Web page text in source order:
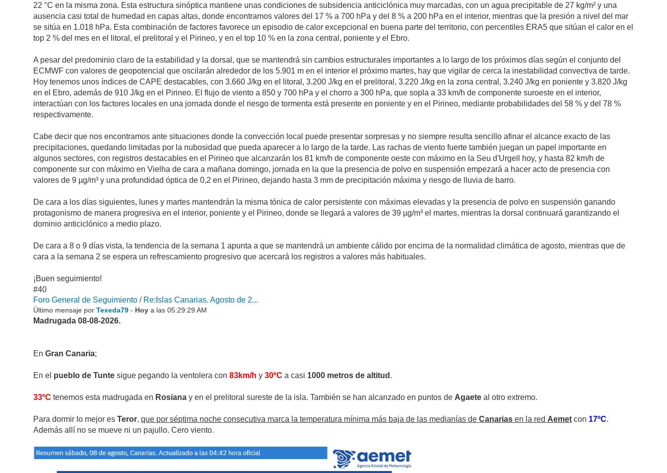
22 °C en la misma zona. Esta estructura sinóptica mantiene unas condiciones de subsidencia anticiclónica muy marcadas, con un agua precipitable de 27 kg/m² y una
ausencia casi total de humedad en capas altas, donde encontramos valores del 17 % a 700 hPa y del 8 % a 200 hPa en el interior, mientras que la presión a nivel del mar
se sitúa en 1.018 hPa. Esta combinación de factores favorece un episodio de calor excepcional en buena parte del territorio, con percentiles ERA5 que sitúan el calor en el
top 2 % del mes en el litoral, el prelitoral y el Pirineo, y en el top 10 % en la zona central, poniente y el Ebro.
A pesar del predominio claro de la estabilidad y la dorsal, que se mantendrá sin cambios estructurales importantes a lo largo de los próximos días según el conjunto del
ECMWF con valores de geopotencial que oscilarán alrededor de los 5.901 m en el interior el próximo martes, hay que vigilar de cerca la inestabilidad convectiva de tarde.
Hoy tenemos unos índices de CAPE destacables, con 3.660 J/kg en el litoral, 3.200 J/kg en el prelitoral, 3.220 J/kg en la zona central, 3.240 J/kg en poniente y 3.820 J/kg
en el Ebro, además de 910 J/kg en el Pirineo. El flujo de viento a 850 y 700 hPa y el chorro a 300 hPa, que sopla a 33 km/h de componente suroeste en el interior,
interactúan con los factores locales en una jornada donde el riesgo de tormenta está presente en poniente y en el Pirineo, mediante probabilidades del 58 % y del 78 %
respectivamente.
Cabe decir que nos encontramos ante situaciones donde la convección local puede presentar sorpresas y no siempre resulta sencillo afinar el alcance exacto de las
precipitaciones, quedando limitadas por la nubosidad que pueda aparecer a lo largo de la tarde. Las rachas de viento fuerte también juegan un papel importante en
algunos sectores, con registros destacables en el Pirineo que alcanzarán los 81 km/h de componente oeste con máximo en la Seu d'Urgell hoy, y hasta 82 km/h de
componente sur con máximo en Vielha de cara a mañana domingo, jornada en la que la presencia de polvo en suspensión empezará a hacer acto de presencia con
valores de 9 µg/m³ y una profundidad óptica de 0,2 en el Pirineo, dejando hasta 3 mm de precipitación máxima y riesgo de lluvia de barro.
De cara a los días siguientes, lunes y martes mantendrán la misma tónica de calor persistente con máximas elevadas y la presencia de polvo en suspensión ganando
protagonismo de manera progresiva en el interior, poniente y el Pirineo, donde se llegará a valores de 39 µg/m³ el martes, mientras la dorsal continuará garantizando el
dominio anticiclónico a medio plazo.
De cara a 8 o 9 días vista, la tendencia de la semana 1 apunta a que se mantendrá un ambiente cálido por encima de la normalidad climática de agosto, mientras que de
cara a la semana 2 se espera un refrescamiento progresivo que acercará los registros a valores más habituales.
¡Buen seguimiento!
#40
Foro General de Seguimiento / Re:Islas Canarias. Agosto de 2...
Último mensaje porTexeda79 - Hoy a las 05:29:29 AM
Madrugada 08-08-2026.
EnGran Canaria;
En el pueblo de Tunte sigue pegando la ventolera con83km/h y30ºC a casi 1000 metros de altitud .
33ºC tenemos esta madrugada en Rosiana y en el prelitoral sureste de la isla. También se han alcanzado en puntos de Agaete al otro extremo.
Para dormir lo mejor esTeror,que por séptima noche consecutiva marca la temperatura mínima más baja de las medianías deCanarias en la red Aemet con 17ºC.
Además allí no se mueve ni un pajullo. Cero viento.